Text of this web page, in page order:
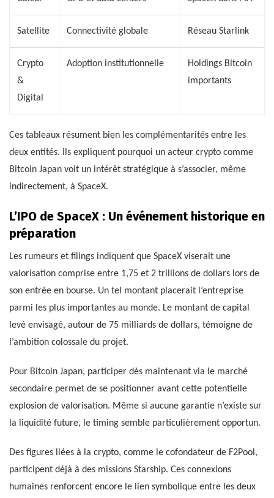
Satellite Connectivité globale Réseau Starlink
Crypto
&
Digital
Adoption institutionnelle
Holdings Bitcoin
importants
Ces tableaux résument bien les complémentarités entre les
deux entités. Ils expliquent pourquoi un acteur crypto comme
Bitcoin Japan voit un intérêt stratégique à s’associer, même
indirectement, à SpaceX.
L’IPO de SpaceX : Un événement historique en
préparation
Les rumeurs et filings indiquent que SpaceX viserait une
valorisation comprise entre 1,75 et 2 trillions de dollars lors de
son entrée en bourse. Un tel montant placerait l’entreprise
parmi les plus importantes au monde. Le montant de capital
levé envisagé, autour de 75 milliards de dollars, témoigne de
l’ambition colossale du projet.
Pour Bitcoin Japan, participer dès maintenant via le marché
secondaire permet de se positionner avant cette potentielle
explosion de valorisation. Même si aucune garantie n’existe sur
la liquidité future, le timing semble particulièrement opportun.
Des figures liées à la crypto, comme le cofondateur de F2Pool,
participent déjà à des missions Starship. Ces connexions
humaines renforcent encore le lien symbolique entre les deux